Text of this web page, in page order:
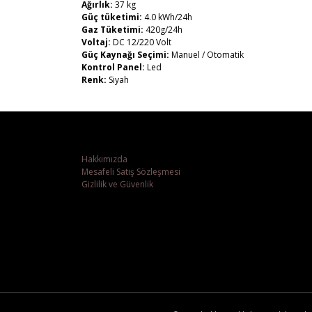
Ağırlık: 37 kg
Güç tüketimi: 4.0 kWh/24h
Gaz Tüketimi: 420g/24h
Voltaj: DC 12/220 Volt
Güç Kaynağı Seçimi: Manuel / Otomatik
Kontrol Panel: Led
Renk: Siyah
Hakkımızda
Mesafeli Satış Sözleşmesi
Gizlilik ve Güvenlik